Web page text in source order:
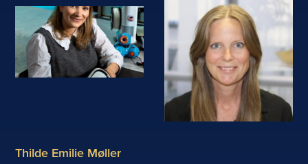
Thilde Emilie Møller